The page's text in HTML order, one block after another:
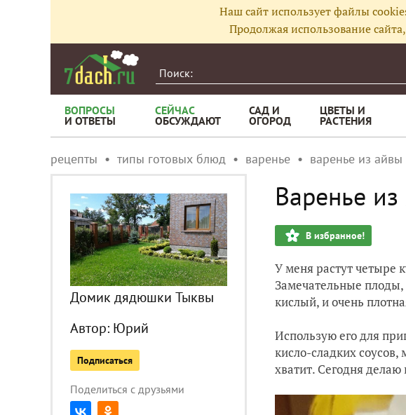
Наш сайт использует файлы
Продолжая использование
ВОПРОСЫ
И ОТВЕТЫ
СЕЙЧАС
ОБСУЖДАЮТ
САД И
ОГОРОД
ЦВЕТЫ И
РАСТЕНИЯ
рецепты типы готовых блюд варенье варенье из айвы
Домик дядюшки Тыквы
Автор: Юрий
Подписаться
Поделиться с друзьями
Варенье
В избранное!
У меня растут четыре
Замечательные плоды,
кислый, и очень
Использую его для
кисло-сладких
хватит. Сегодня делаю